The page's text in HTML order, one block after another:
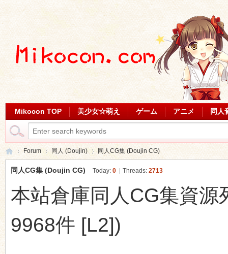
Mikocon TOP 美少女☆萌え ゲーム アニメ 同人
»
Forum
›
同人 (Doujin) 同人CG集 (Doujin CG)
同人CG集 (Doujin CG) Today: 0 Threads: 2713
本站倉庫同人CG集資
9968件 [L2])